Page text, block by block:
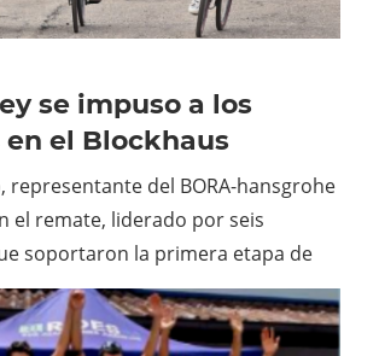
se impuso a los
el Blockhaus
representante del BORA-hansgrohe
el remate, liderado por seis
soportaron la primera etapa de